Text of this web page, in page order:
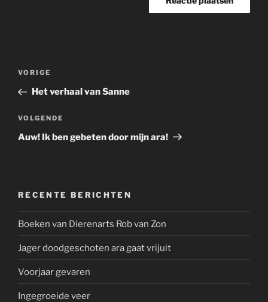
Bericht
Vorig
bericht
VORIGE
Het verhaal van Sanne
Volgend
bericht
VOLGENDE
Auw! Ik ben gebeten door mijn ara!
RECENTE BERICHTEN
Boeken van Dierenarts Rob van Zon
Jager doodgeschoten ara gaat vrijuit
Voorjaar gevaren
Ingegroeide veer